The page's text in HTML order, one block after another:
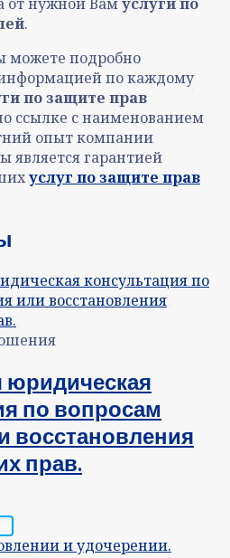
от нужной Вамуслуги по
.
можете подробно
по каждому
по защите прав
ссылке с наименованием
опыт компании
гарантией
услуг по защите прав
по вопросам
восстановления
прав.